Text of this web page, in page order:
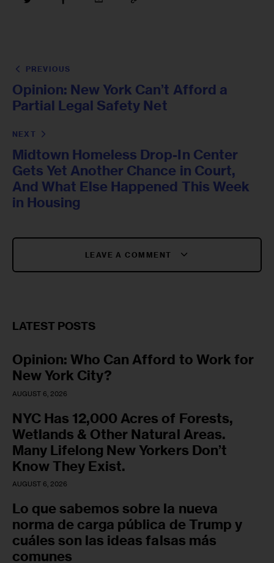
PREVIOUS
Opinion: New York Can’t Afford a
Partial Legal Safety Net
NEXT
Midtown Homeless Drop-In Center
Gets Yet Another Chance in Court,
And What Else Happened This Week
in Housing
LEAVE A COMMENT
LATEST POSTS
Opinion: Who Can Afford to Work for
New York City?
AUGUST 6, 2026
NYC Has 12,000 Acres of Forests,
Wetlands & Other Natural Areas.
Many Lifelong New Yorkers Don’t
Know They Exist.
AUGUST 6, 2026
Lo que sabemos sobre la nueva
norma de carga pública de Trump y
cuáles son las ideas falsas más
comunes